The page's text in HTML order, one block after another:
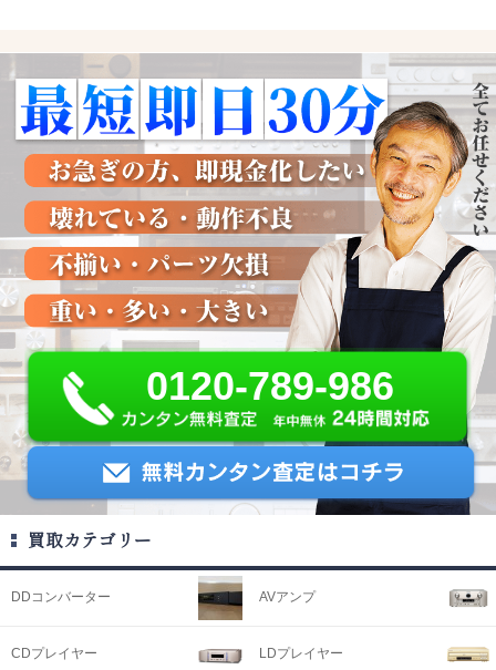
0120-789-986
買取カテゴリー
DDコンバーター AVアンプ
CDプレイヤー LDプレイヤー